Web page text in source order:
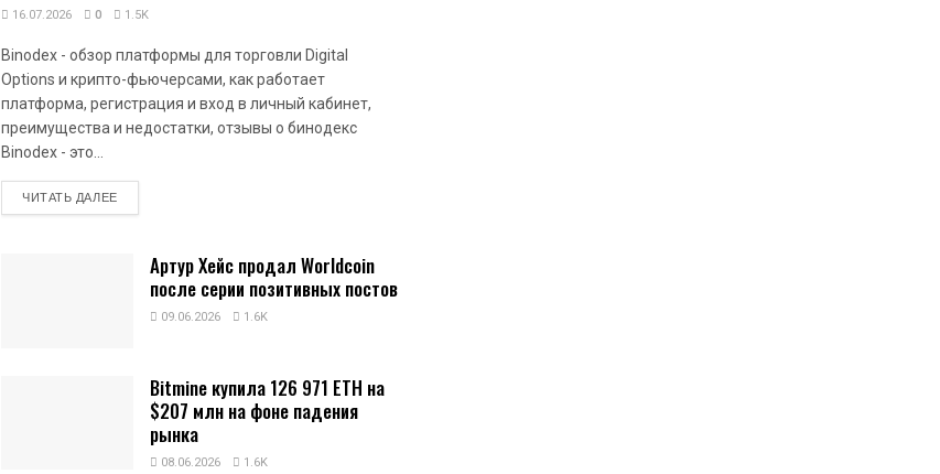
16.07.2026 0 1.5K
Binodex - обзор платформы для торговли Digital
Options и крипто-фьючерсами, как работает
платформа, регистрация и вход в личный кабинет,
преимущества и недостатки, отзывы о бинодекс
Binodex - это...
ЧИТАТЬ ДАЛЕЕDETAILS
Артур Хейс продал Worldcoin
после серии позитивных постов
09.06.2026 1.6K
Bitmine купила 126 971 ETH на
$207 млн на фоне падения
рынка
08.06.2026 1.6K